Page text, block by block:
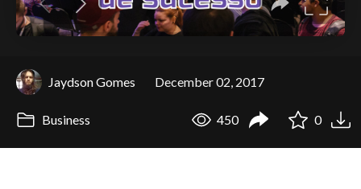
Jaydson Gomes December 02, 2017
Business 450 0